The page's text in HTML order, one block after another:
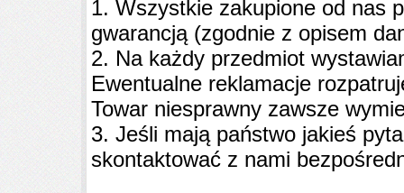
1. Wszystkie zakupione od nas
gwarancją (zgodnie z opisem
2. Na każdy przedmiot
Ewentualne reklamacje
Towar niesprawny zawsze
3. Jeśli mają państwo jakieś
skontaktować z nami